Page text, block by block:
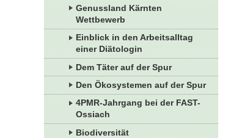
Genussland Kärnten
Wettbewerb
Einblick in den Arbeitsalltag
einer Diätologin
Dem Täter auf der Spur
Den Ökosystemen auf der Spur
4PMR-Jahrgang bei der FAST-
Ossiach
Biodiversität